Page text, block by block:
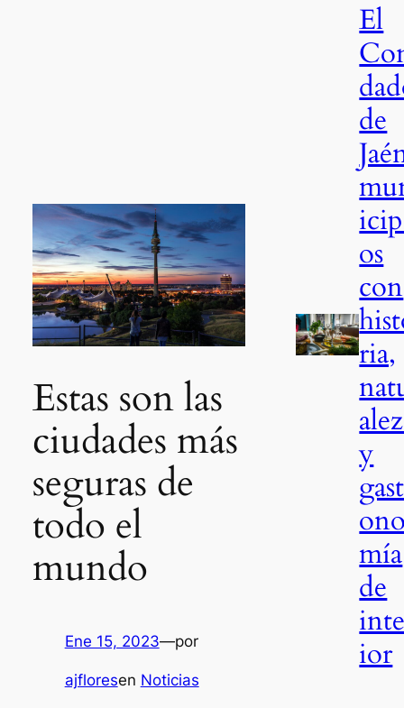
Estas son las
ciudades más
seguras de
todo el
mundo
Ene 15, 2023—por
ajfloresen Noticias
El
de
os
con
ria,
y
mía
de
ior